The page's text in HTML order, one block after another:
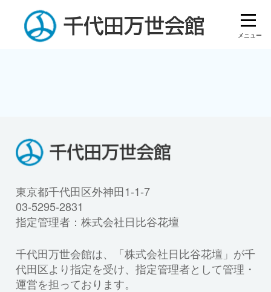
東京都千代田区外神田1-1-7
03-5295-2831
指定管理者：株式会社日比谷花壇
千代田万世会館は、「株式会社日比谷花壇」が千
代田区より指定を受け、指定管理者として管理・
運営を担っております。